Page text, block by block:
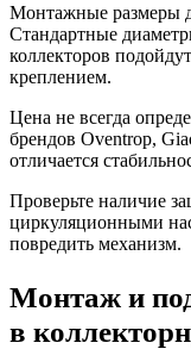
Монтажные размеры
Стандартные
коллекторов
креплением.
Цена не всегда
брендов Oventrop,
отличается
Проверьте наличие
циркуляционными
повредить механизм.
Монтаж и
в